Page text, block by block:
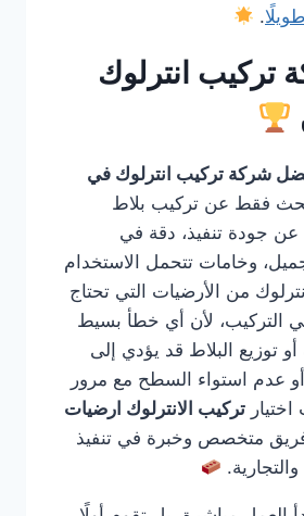
طويلًا.
تركيب انترلوك
شركة تركيب انترلوك في
فقط عن تركيب بلاط
جودة تنفيذ، دقة في
وخامات تتحمل الاستخدام
من الأرضيات التي تحتاج
التركيب، لأن أي خطأ بسيط
توزيع البلاط قد يؤدي إلى
عدم استواء السطح مع مرور
تركيب الانترلوك ارضيات
فريق متخصص وخبرة في تنفيذ